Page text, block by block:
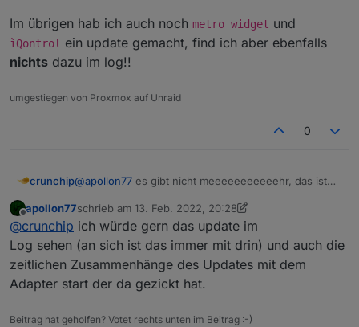
2022-02-13 17:06:33.341 - info:
2022-02-13 17:06:33.540 - info: backitup.0
2022-02-13 17:08:00.508 - info: javascript.0
Im übrigen hab ich auch noch metro widget und
ìQontrol ein update gemacht, find ich aber ebenfalls
nichts dazu im log!!
umgestiegen von Proxmox auf Unraid
0
crunchip@apollon77 es gibt nicht meeeeeeeeeeehr, das ist
update gemacht habe. Nicht mehr und nicht weniger.
Kann nichts her zaubern was es nicht gibt.
Im übrigen hab ich auch nochmetro widget
ìQontrolein update gemacht, find ich aber
ebenfalls nichtsdazu im log!!
apollon77schrieb am 13. Feb. 2022, 20:28
zuletzt editiert von apollon77
@crunchip ich würde gern das update im
Log sehen (an sich ist das immer mit drin) und auch die
zeitlichen Zusammenhänge des Updates mit dem
Adapter start der da gezickt hat.
Beitrag hat geholfen? Votet rechts unten im Beitrag :-)